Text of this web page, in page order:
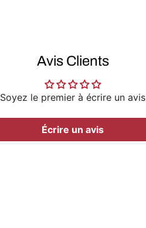
Avis Clients
Soyez le premier à écrire un avis
Écrire un avis